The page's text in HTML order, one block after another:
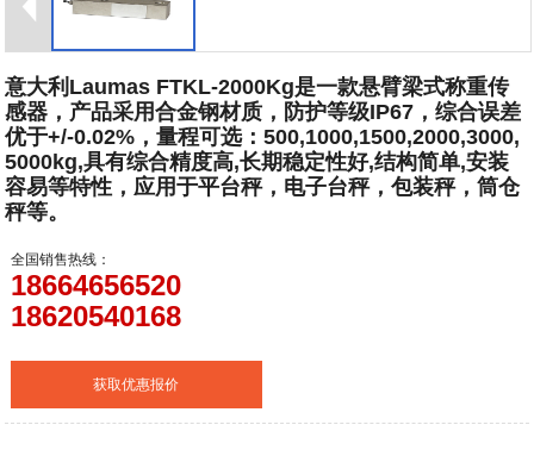
意大利Laumas FTKL-2000Kg是一款悬臂梁式称重传
感器，产品采用合金钢材质，防护等级IP67，综合误差
优于+/-0.02%，量程可选：500,1000,1500,2000,3000,
5000kg,具有综合精度高,长期稳定性好,结构简单,安装
容易等特性，应用于平台秤，电子台秤，包装秤，筒仓
秤等。
全国销售热线：
18664656520
18620540168
获取优惠报价